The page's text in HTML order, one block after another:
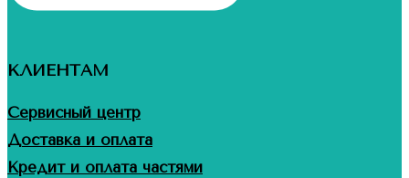
КЛИЕНТАМ
Сервисный центр
Доставка и оплата
Кредит и оплата частями